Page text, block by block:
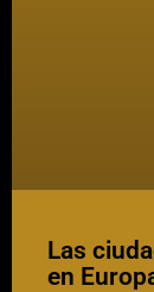
Las
en